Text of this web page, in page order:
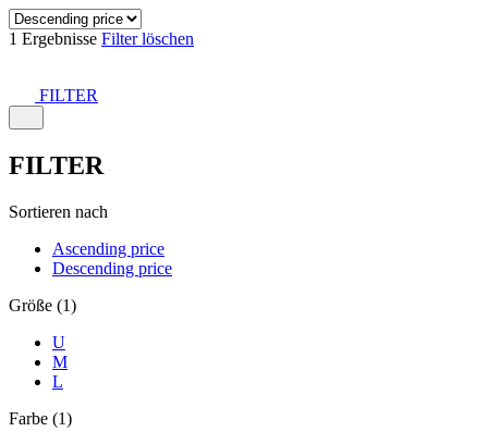
1 Ergebnisse Filter löschen
FILTER
FILTER
Sortieren nach
Ascending price
Descending price
Größe (1)
U
M
L
Farbe (1)